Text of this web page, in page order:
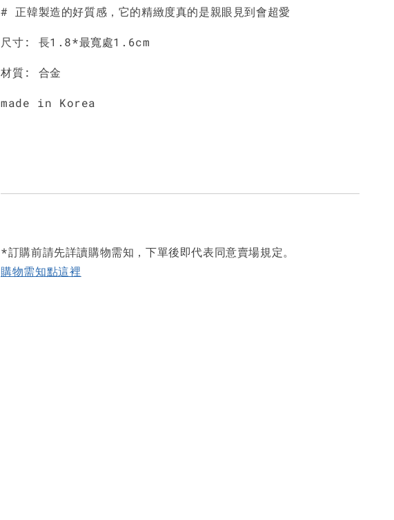
# 正韓製造的好質感，它的精緻度真的是親眼見到會超愛
尺寸: 長1.8*最寬處1.6cm
材質: 合金
made in Korea
*訂購前請先詳讀購物需知，下單後即代表同意賣場規定。
購物需知點這裡